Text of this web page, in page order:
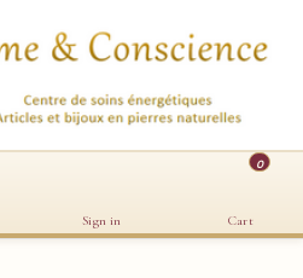
Sign in
0
Cart